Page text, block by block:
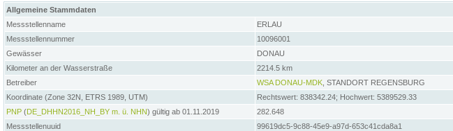
Allgemeine Stammdaten
Messstellenname
ERLAU
Messstellennummer
10096001
Gewässer
DONAU
Kilometer an der Wasserstraße
2214.5 km
Betreiber
WSA DONAU-MDK , STANDORT REGENSBURG
Koordinate (Zone 32N, ETRS 1989, UTM)
Rechtswert: 838342.24; Hochwert: 5389529.33
PNP (DE_DHHN2016_NH_BY m. ü. NHN) gültig ab 01.11.2019
282.648
Messstellenuuid
99619dc5-9c88-45e9-a97d-653c41cda8a1